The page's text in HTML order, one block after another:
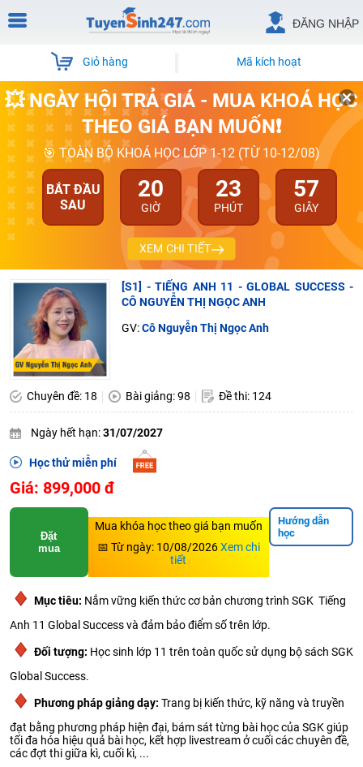
ĐĂNG NHẬP
Giỏ hàng Mã kích hoạt
💥 NGÀY HỘI TRẢ GIÁ - MUA KHOÁ HỌC
THEO GIÁ BẠN MUỐN❗
🎯 TOÀN BỘ KHOÁ HỌC LỚP 1-12 (TỪ 10-12/08)
BẮT ĐẦU
SAU
20
GIỜ
23
PHÚT
56
GIÂY
XEM CHI TIẾT
[S1] - TIẾNG ANH 11 - GLOBAL SUCCESS -
CÔ NGUYỄN THỊ NGỌC ANH
GV:Cô Nguyễn Thị Ngọc Anh
Chuyên đề: 18 Bài giảng: 98 Đề thi: 124
Ngày hết hạn:31/07/2027
Học thử miễn phí
Giá: 899,000 đ
Đặt
mua
Mua khóa học theo giá bạn muốn
📅 Từ ngày: 10/08/2026Xem chi
tiết
Hướng dẫn
học
Mục tiêu: Nắm vững kiến thức cơ bản chương trình SGK Tiếng
Anh 11 Global Success và đảm bảo điểm số trên lớp.
Đối tượng: Học sinh lớp 11 trên toàn quốc sử dụng bộ sách SGK
Global Success.
Phương pháp giảng dạy: Trang bị kiến thức, kỹ năng và truyền
đạt bằng phương pháp hiện đại, bám sát từng bài học của SGK giúp
tối đa hóa hiệu quả bài học, kết hợp livestream ở cuối các chuyên đề,
các đợt thi giữa kì, cuối kì, ...